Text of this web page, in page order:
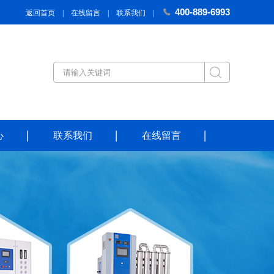
返回首页 在线留言 联系我们 400-889-6993
联系我们 在线留言